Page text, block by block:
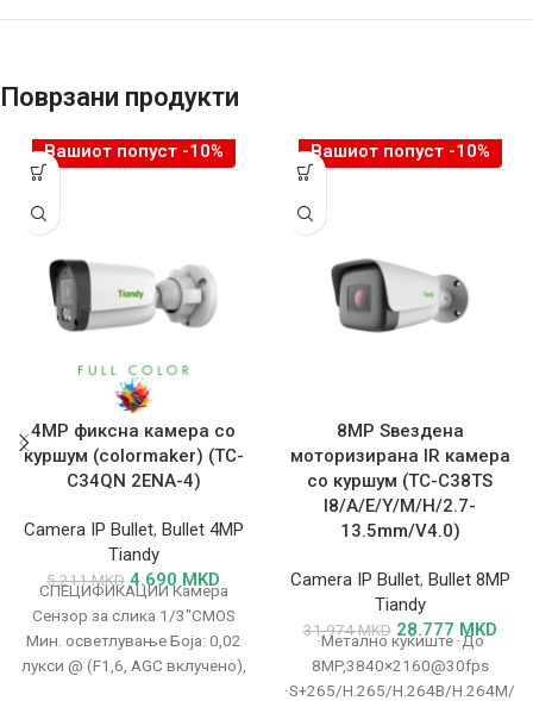
Поврзани продукти
Вашиот попуст -10%
4MP фиксна камера со
куршум (colormaker) (TC-
C34QN 2ENA-4)
Camera IP Bullet, Bullet 4MP
Tiandy
5.211MKD 4.690 MKD
СПЕЦИФИКАЦИИ Камера
Сензор за слика 1/3"CMOS
Мин. осветлување Боја: 0,02
лукси @ (F1,6, AGC вклучено),
Вашиот попуст -10%
8MP Ѕвездена
моторизирана IR камера
со куршум (TC-C38TS
I8/A/E/Y/M/H/2.7-
13.5mm/V4.0)
Camera IP Bullet, Bullet 8MP
Tiandy
31.974MKD 28.777 MKD
·Метално куќиште ·До
8MP,3840×2160@30fps
·S+265/H.265/H.264B/H.264M/